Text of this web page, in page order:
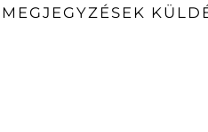
MEGJEGYZÉSEK